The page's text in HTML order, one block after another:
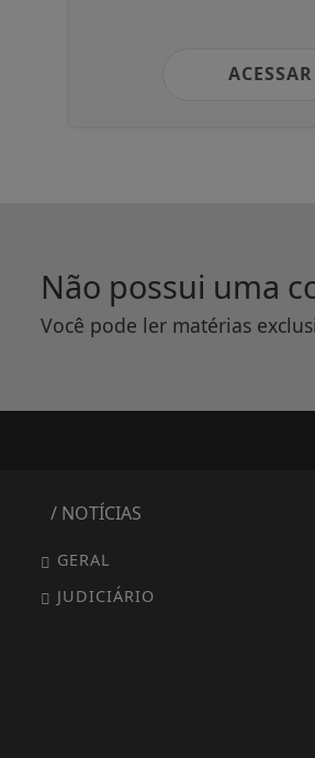
ACESSAR
Não possui uma
Você pode ler matérias
/ NOTÍCIAS
GERAL
JUDICIÁRIO